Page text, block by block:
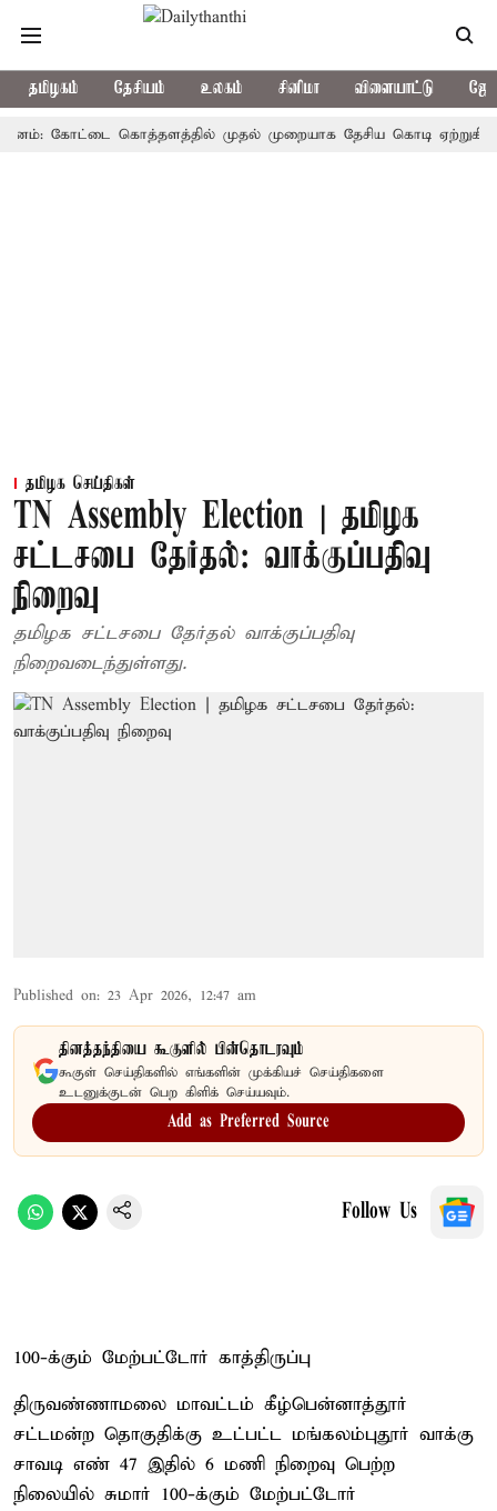
தமிழகம் தேசியம் உலகம் சினிமா விளையாட்டு
கோட்டை கொத்தளத்தில் முதல் முறையாக தேசிய கொடி ஏற்றுகிறார்,
தமிழக செய்திகள்
TN Assembly Election | தமிழக
சட்டசபை தேர்தல்: வாக்குப்பதிவு
நிறைவு
தமிழக சட்டசபை தேர்தல் வாக்குப்பதிவு
நிறைவடைந்துள்ளது.
Published on: 23 Apr 2026, 12:47 am
தினத்தந்தியை கூகுளில் பின்தொடரவும்
கூகுள் செய்திகளில் எங்களின் முக்கியச் செய்திகளை
உடனுக்குடன் பெற கிளிக் செய்யவும்.
Add as Preferred Source
Follow Us
100-க்கும் மேற்பட்டோர் காத்திருப்பு
திருவண்ணாமலை மாவட்டம் கீழ்பென்னாத்தூர்
சட்டமன்ற தொகுதிக்கு உட்பட்ட மங்கலம்புதூர் வாக்கு
சாவடி எண் 47 இதில் 6 மணி நிறைவு பெற்ற
நிலையில் சுமார் 100-க்கும் மேற்பட்டோர்